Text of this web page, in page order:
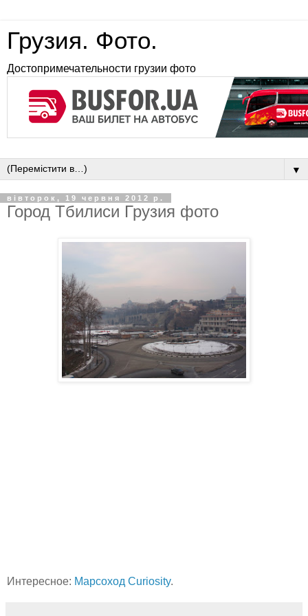
Грузия. Фото.
Достопримечательности грузии фото
▼
вівторок, 19 червня 2012 р.
Город Тбилиси Грузия фото
Интересное: Марсоход Curiosity.